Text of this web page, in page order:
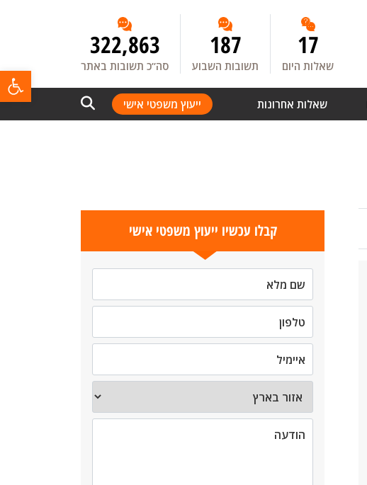
17
שאלות היום
187
תשובות השבוע
322,863
סה”כ תשובות באתר
שאלות אחרונות ייעוץ משפטי אישי
קבלו עכשיו ייעוץ משפטי אישי